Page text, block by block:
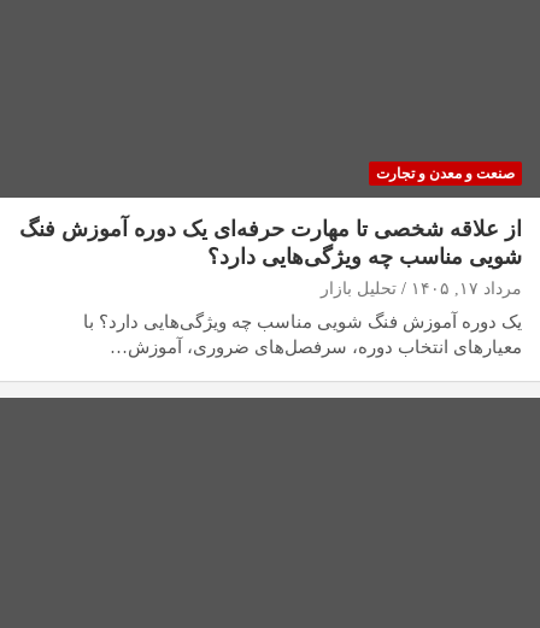
صنعت و معدن و تجارت
از علاقه شخصی تا مهارت حرفه‌ای یک دوره آموزش فنگ
شویی مناسب چه ویژگی‌هایی دارد؟
مرداد ۱۷, ۱۴۰۵ تحلیل بازار
یک دوره آموزش فنگ شویی مناسب چه ویژگی‌هایی دارد؟ با
معیارهای انتخاب دوره، سرفصل‌های ضروری، آموزش…